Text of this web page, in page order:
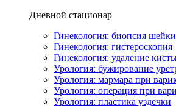
Дневной стационар
Гинекология: биопсия
Гинекология: гистероскопия
Гинекология: удаление
Урология: бужирование
Урология: мармара при
Урология: операция при
Урология: пластика уздечки